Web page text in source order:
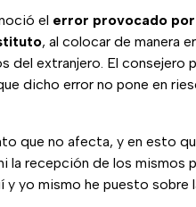
el error provocado por
, al colocar de manera
del extranjero. El consejero
dicho error no pone en
que no afecta, y en esto
la recepción de los mismos
y yo mismo he puesto sobre